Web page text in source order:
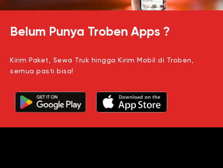
Belum Punya Troben Apps ?
Kirim Paket, Sewa Truk hingga Kirim Mobil di Troben,
semua pasti bisa!